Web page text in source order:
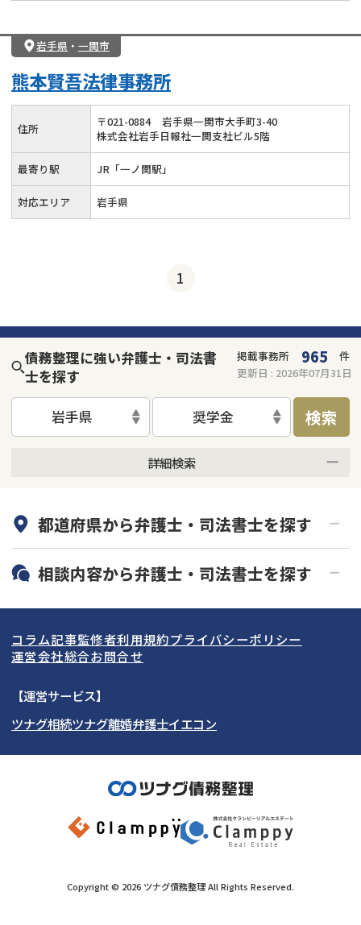
岩手県 ・ 一関市
熊本賢吾法律事務所
住所 〒021-0884
岩手県一関市大手町3-40
株式会社岩手日報社一関支社ビル5階
最寄り駅 JR「一ノ関駅」
対応エリア 岩手県
1
債務整理に強い弁護士・司法書
士を探す
掲載事務所 965
件
更新日 : 2026年07月31日
岩手県 奨学金 検索
詳細検索
初回相談無料
土日祝の相談可能
都道府県から弁護士・司法書士を探す
北海道・東北
北海道 青森県
岩手県 宮城県
秋田県
福島県
関東
東京都 神奈川県
埼玉県
茨城県 群馬県
東海
愛知県
岐阜県 山梨県
関西
大阪府 京都府
奈良県
和歌山県
北陸・甲信越
石川県
富山県
岡山県
九州・沖縄
相談内容から弁護士・司法書士を探す
任意整理
個人再生
会社破産・法人破産
消費者金融・サラ金
カードローン・クレジッ
ト会社
奨学金
コラム記事監修者利用規約プライバシーポリシー
運営会社総合お問合せ
【運営サービス】
ツナグ相続ツナグ離婚弁護士イエコン
Copyright © 2026 ツナグ債務整理All Rights Reserved.